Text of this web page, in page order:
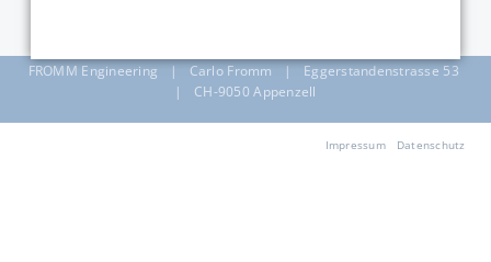
FROMM Engineering | Carlo Fromm | Eggerstandenstrasse 53
| CH-9050 Appenzell
Datenschutz
Impressum